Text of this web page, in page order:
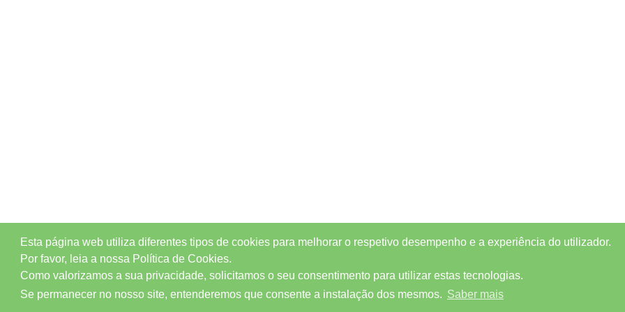
Esta página web utiliza diferentes tipos de cookies para melhorar o respetivo desempenho e a experiência do utilizador.
Por favor, leia a nossa Política de Cookies.
Como valorizamos a sua privacidade, solicitamos o seu consentimento para utilizar estas tecnologias.
Se permanecer no nosso site, entenderemos que consente a instalação dos mesmos. Saber mais